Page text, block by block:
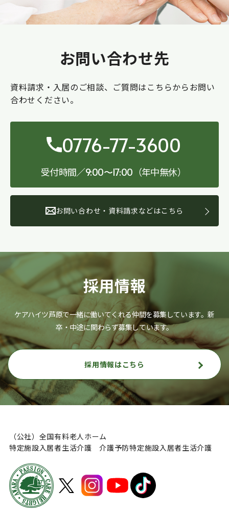
お問い合わせ先
資料請求・入居のご相談、ご質問はこちらからお問い
合わせください。
0776-77-3600
受付時間／9:00〜17:00 （年中無休）
お問い合わせ・資料請求などはこちら
採用情報
ケアハイツ芦原で一緒に働いてくれる仲間を募集しています。新
卒・中途に関わらず募集しています。
採用情報はこちら
（公社）全国有料老人ホーム
特定施設入居者生活介護 介護予防特定施設入居者生活介護